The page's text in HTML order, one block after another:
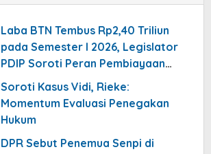
Laba BTN Tembus Rp2,40 Triliun
pada Semester I 2026, Legislator
PDIP Soroti Peran Pembiayaan
Rumah
Soroti Kasus Vidi, Rieke:
Momentum Evaluasi Penegakan
Hukum
DPR Sebut Penemua Senpi di